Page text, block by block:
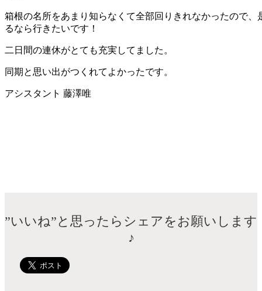
箱根の名所をあまり知らなくて全部回りきれなかったので、
るなら行きたいです！
二日間の連休がとても充実してました。
同期と思い出がつくれてよかったです。
アシスタント 藤澤唯
”いいね”と思ったらシェアをお願いします
♪